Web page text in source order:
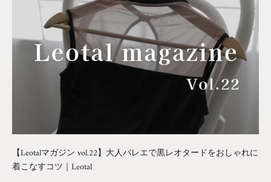
【Leotalマガジン vol.22】大人バレエで黒レオタードをおしゃれに
着こなすコツ｜Leotal